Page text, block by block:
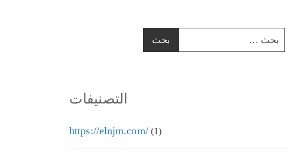
التصنيفات
https://elnjm.com/(1)